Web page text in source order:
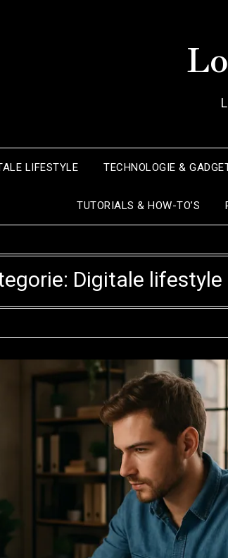
LIFESTYLE TECHNOLOGIE &
TUTORIALS & HOW-TO’S
Digitale lifestyle